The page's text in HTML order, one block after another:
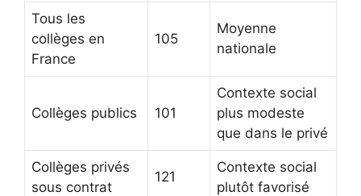
Tous les
collèges en
France
105
Moyenne
nationale
Collèges publics 101
Contexte social
plus modeste
que dans le privé
Collèges privés
sous contrat
121
Contexte social
plutôt favorisé